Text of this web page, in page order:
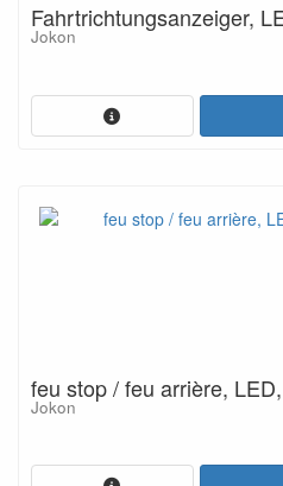
Fahrtrichtungsanzeiger,
Jokon
feu stop / feu arrière,
Jokon